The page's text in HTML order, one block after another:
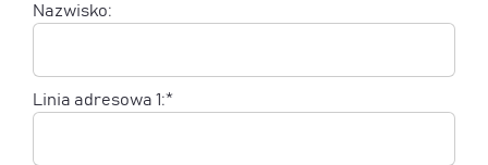
Nazwisko:
Linia adresowa 1:*